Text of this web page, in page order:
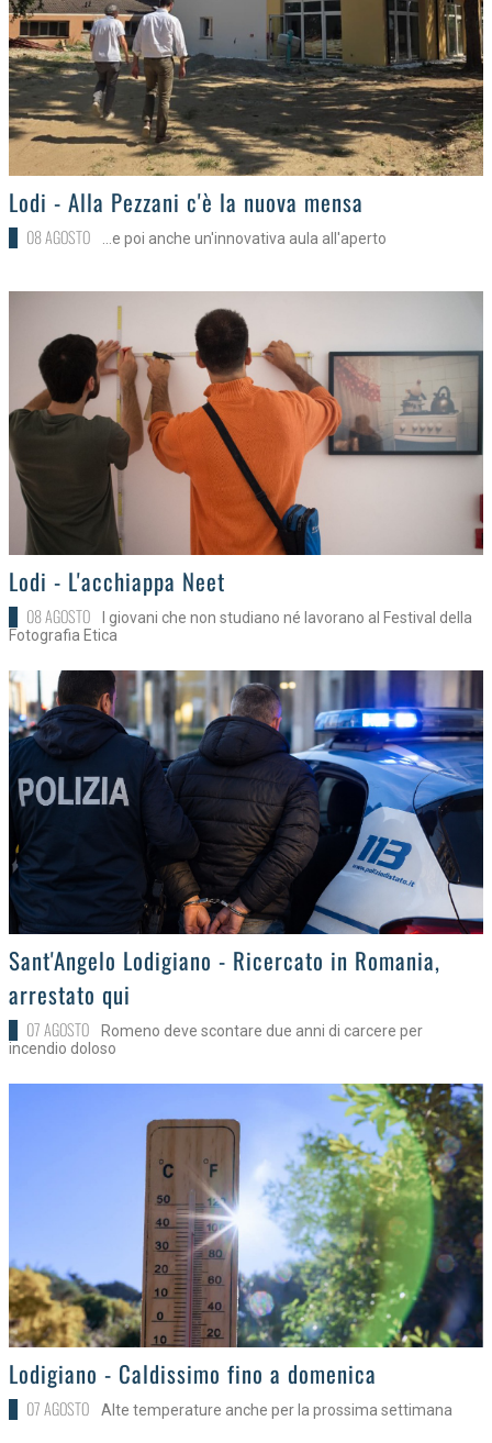
>Lodi - Alla Pezzani c'è la nuova mensa
08 AGOSTO ...e poi anche un'innovativa aula all'aperto
>Lodi - L'acchiappa Neet
08 AGOSTO
I giovani che non studiano né lavorano al Festival della
Fotografia Etica
>
Sant'Angelo Lodigiano - Ricercato in Romania,
arrestato qui
07 AGOSTO
Romeno deve scontare due anni di carcere per
incendio doloso
>Lodigiano - Caldissimo fino a domenica
07 AGOSTO Alte temperature anche per la prossima settimana